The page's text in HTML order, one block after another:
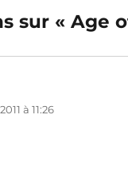
sur « Age
à 11:26